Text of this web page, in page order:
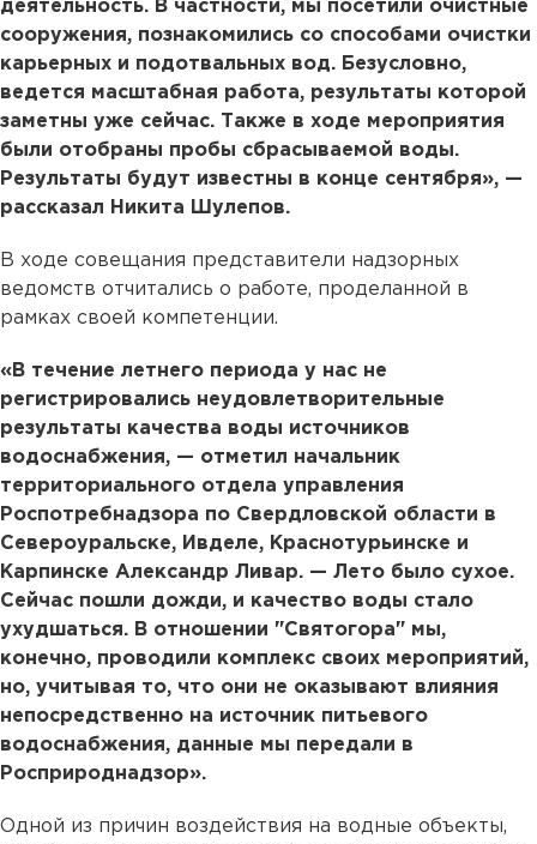
деятельность. В частности, мы посетили очистные
сооружения, познакомились со способами очистки
карьерных и подотвальных вод. Безусловно,
ведется масштабная работа, результаты которой
заметны уже сейчас. Также в ходе мероприятия
были отобраны пробы сбрасываемой воды.
Результаты будут известны в конце сентября», —
рассказал Никита Шулепов.
В ходе совещания представители надзорных
ведомств отчитались о работе, проделанной в
рамках своей компетенции.
«В течение летнего периода у нас не
регистрировались неудовлетворительные
результаты качества воды источников
водоснабжения, — отметил начальник
территориального отдела управления
Роспотребнадзора по Свердловской области в
Североуральске, Ивделе, Краснотурьинске и
Карпинске Александр Ливар. — Лето было сухое.
Сейчас пошли дожди, и качество воды стало
ухудшаться. В отношении "Святогора" мы,
конечно, проводили комплекс своих мероприятий,
но, учитывая то, что они не оказывают влияния
непосредственно на источник питьевого
водоснабжения, данные мы передали в
Росприроднадзор».
Одной из причин воздействия на водные объекты,